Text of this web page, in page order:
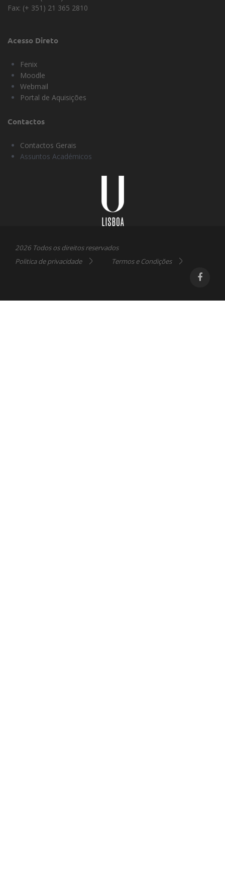
Fax: (+ 351) 21 365 2810
Acesso Direto
Fenix
Moodle
Webmail
Portal de Aquisições
Contactos
Contactos Gerais
Assuntos Académicos
2026 Todos os direitos reservados
Politica de privacidade
Termos e Condições